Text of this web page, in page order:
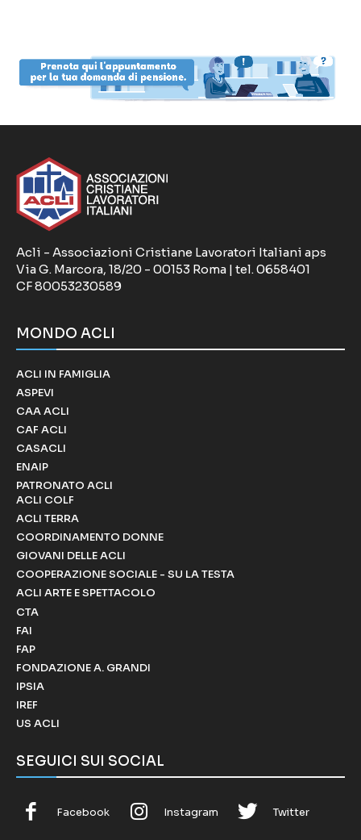
Acli - Associazioni Cristiane Lavoratori Italiani aps
Via G. Marcora, 18/20 - 00153 Roma | tel. 0658401
CF 80053230589
MONDO ACLI
ACLI IN FAMIGLIA
ASPEVI
CAA ACLI
CAF ACLI
CASACLI
ENAIP
PATRONATO ACLI
ACLI COLF
ACLI TERRA
COORDINAMENTO DONNE
GIOVANI DELLE ACLI
COOPERAZIONE SOCIALE - SU LA TESTA
ACLI ARTE E SPETTACOLO
CTA
FAI
FAP
FONDAZIONE A. GRANDI
IPSIA
IREF
US ACLI
SEGUICI SUI SOCIAL
Facebook Instagram Twitter